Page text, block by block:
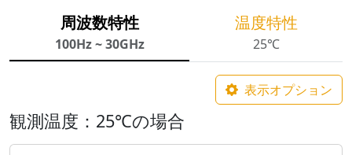
周波数特性
100Hz ~ 30GHz
温度特性
25℃
表示オプション
観測温度：25℃の場合